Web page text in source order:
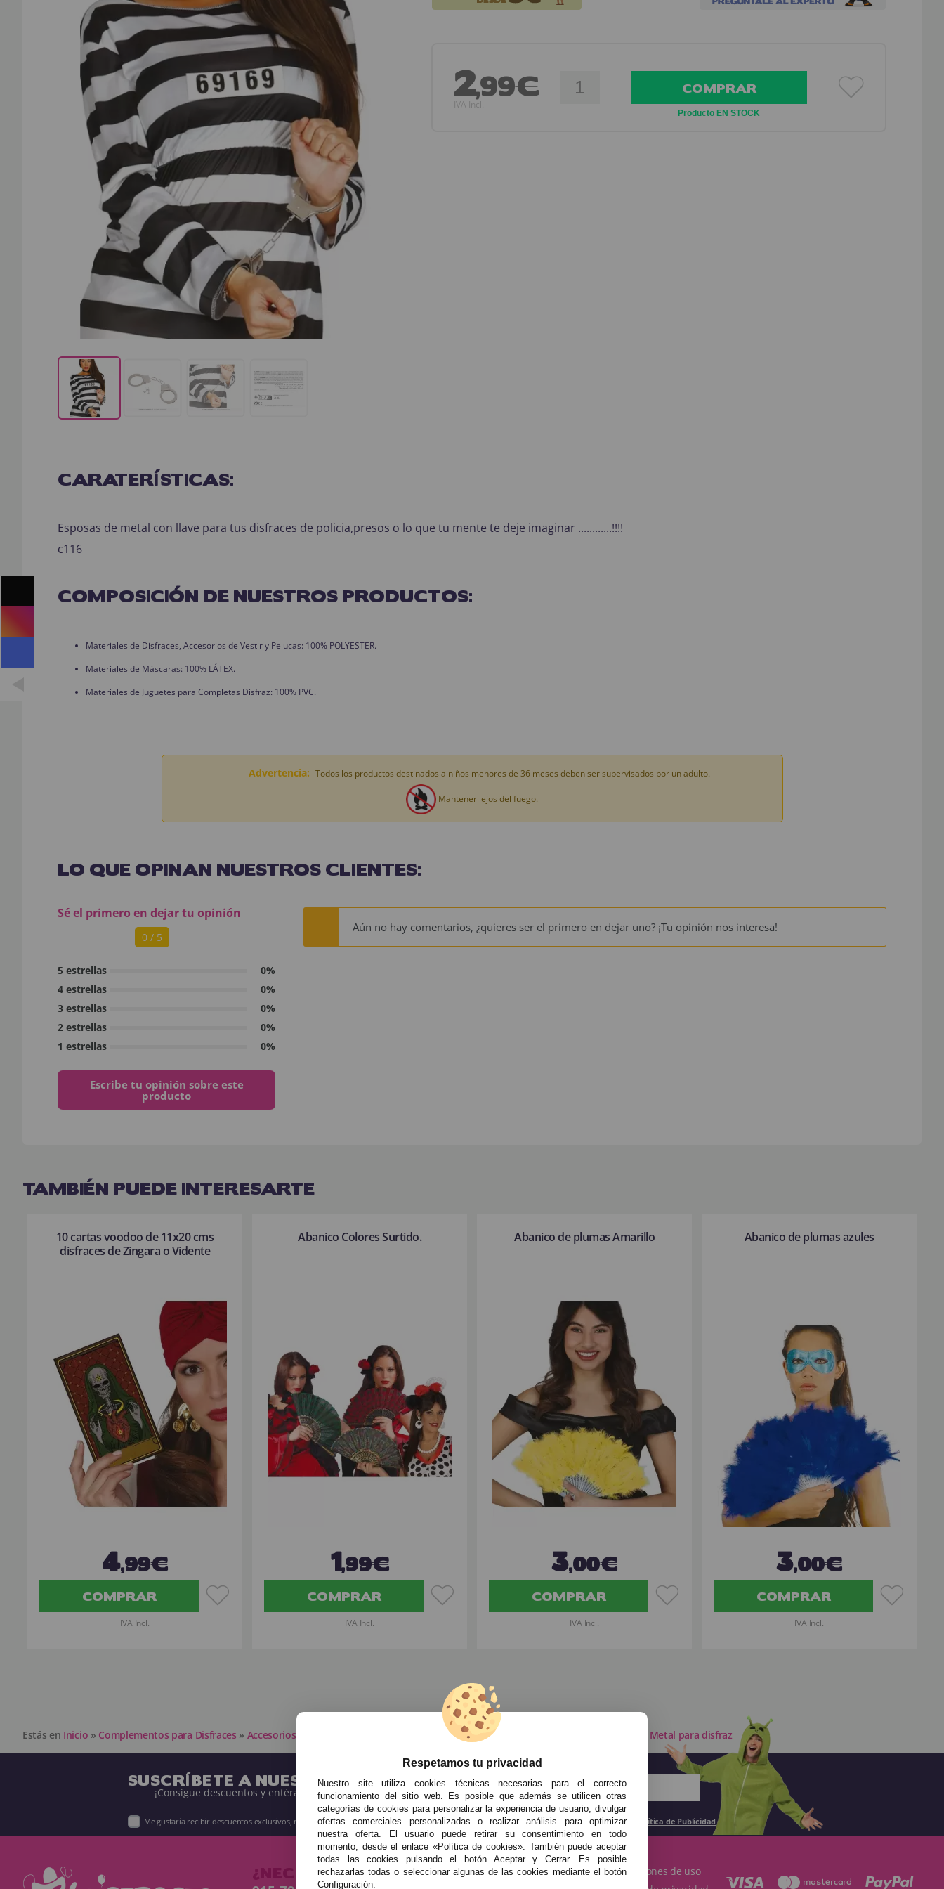
2,99€
IVA Incl.
COMPRAR
Producto EN STOCK
CARATERÍSTICAS:
Esposas de metal con llave para tus disfraces de policia,presos o lo que tu mente te deje imaginar ............!!!!
c116
COMPOSICIÓN DE NUESTROS PRODUCTOS:
Materiales de Disfraces, Accesorios de Vestir y Pelucas: 100% POLYESTER.
Materiales de Máscaras: 100% LÁTEX.
Materiales de Juguetes para Completas Disfraz: 100% PVC.
Advertencia: Todos los productos destinados a niños menores de 36 meses deben ser supervisados por un adulto.
Mantener lejos del fuego.
LO QUE OPINAN NUESTROS CLIENTES:
Sé el primero en dejar tu opinión
0 / 5
5 estrellas
0%
4 estrellas
0%
3 estrellas
0%
2 estrellas
0%
1 estrellas
0%
Escribe tu opinión sobre este
producto
Aún no hay comentarios, ¿quieres ser el primero en dejar uno? ¡Tu opinión nos interesa!
TAMBIÉN PUEDE INTERESARTE
10 cartas voodoo de 11x20 cms
disfraces de Zingara o Vidente
4,99€
COMPRAR
IVA Incl.
Abanico Colores Surtido.
1,99€
COMPRAR
IVA Incl.
Abanico de plumas Amarillo
3,00€
COMPRAR
IVA Incl.
Abanico de plumas azules
3,00€
COMPRAR
IVA Incl.
Estás en Inicio » Complementos para Disfraces » Accesorios para Manos Disfraces Accesorios Varios para Mano Disfraces Esposas de Metal para disfraz
SUSCRÍBETE A NUESTRA NEWSLETTER
¡Consigue descuentos y entérate de todo antes que nadie!
Me gustaría recibir descuentos exclusivos, novedades y tendencias por e-mail. Puedo darme de baja cuando quiera según lo recogido en la Política de Publicidad .
¿NECESITAS AYUDA?
· Quiénes somos
· Condiciones de uso
Respetamos tu privacidad
Nuestro site utiliza cookies técnicas necesarias para el correcto
funcionamiento del sitio web. Es posible que además se utilicen otras
categorías de cookies para personalizar la experiencia de usuario, divulgar
ofertas comerciales personalizadas o realizar análisis para optimizar
nuestra oferta. El usuario puede retirar su consentimiento en todo
momento, desde el enlace «Política de cookies». También puede aceptar
todas las cookies pulsando el botón Aceptar y Cerrar. Es posible
rechazarlas todas o seleccionar algunas de las cookies mediante el botón
Configuración.